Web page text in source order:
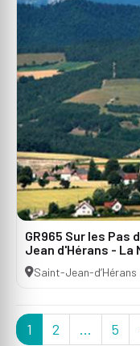
GR965 Sur les Pas
Jean d'Hérans - La
Saint-Jean-d’Hérans
1 2 ... 5